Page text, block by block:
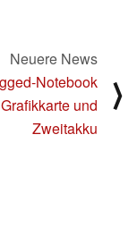
Neuere News
Notebook
und
Zweitakku
⟩